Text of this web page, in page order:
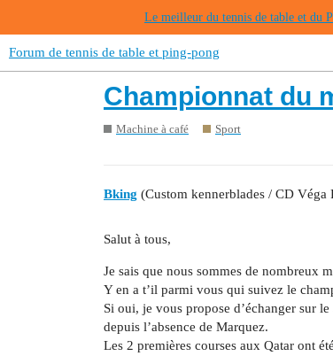
Le meilleur du tennis de table et du
Forum de tennis de table et ping-pong
Championnat du
Machine à café Sport
Bking (Custom kennerblades / CD Véga
Salut à tous,
Je sais que nous sommes de nombreux
Y en a t’il parmi vous qui suivez le
Si oui, je vous propose d’échanger sur
depuis l’absence de Marquez.
Les 2 premières courses aux Qatar ont